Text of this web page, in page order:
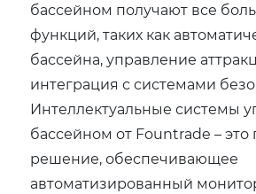
бассейном получают все
функций, таких как
бассейна, управление
интеграция с системами
Интеллектуальные системы
бассейном от Fountrade – это
решение, обеспечивающее
автоматизированный